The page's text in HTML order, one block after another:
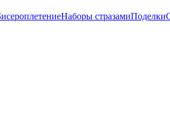
Наборы стразамиПоделки